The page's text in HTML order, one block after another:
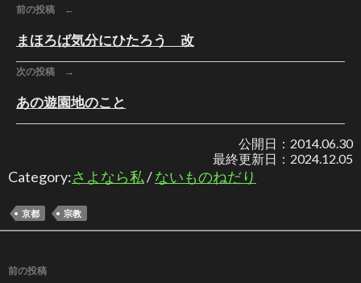
前の投稿 ←
まほろば気分にひたろう 改
次の投稿 →
あの遊園地のこと
公開日： 2014.06.30
最終更新日： 2024.12.05
Category:さよなら私/ないものねだり
京都 宗教
投稿ナビゲーション
前の投稿